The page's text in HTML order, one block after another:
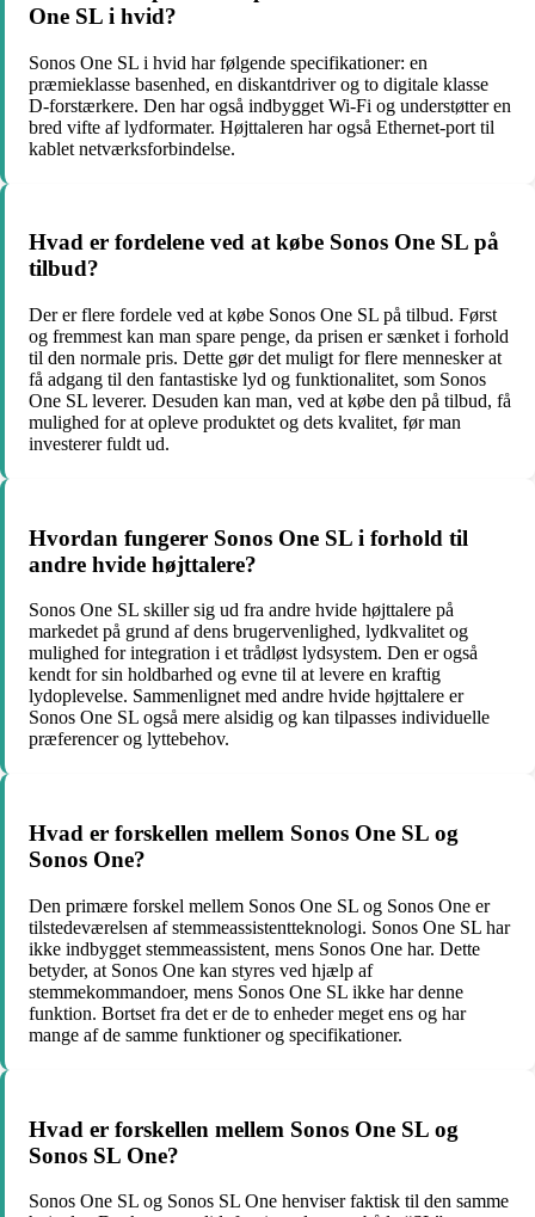
One SL i hvid?
Sonos One SL i hvid har følgende specifikationer: en
præmieklasse basenhed, en diskantdriver og to digitale klasse
D-forstærkere. Den har også indbygget Wi-Fi og understøtter en
bred vifte af lydformater. Højttaleren har også Ethernet-port til
kablet netværksforbindelse.
Hvad er fordelene ved at købe Sonos One SL på
tilbud?
Der er flere fordele ved at købe Sonos One SL på tilbud. Først
og fremmest kan man spare penge, da prisen er sænket i forhold
til den normale pris. Dette gør det muligt for flere mennesker at
få adgang til den fantastiske lyd og funktionalitet, som Sonos
One SL leverer. Desuden kan man, ved at købe den på tilbud, få
mulighed for at opleve produktet og dets kvalitet, før man
investerer fuldt ud.
Hvordan fungerer Sonos One SL i forhold til
andre hvide højttalere?
Sonos One SL skiller sig ud fra andre hvide højttalere på
markedet på grund af dens brugervenlighed, lydkvalitet og
mulighed for integration i et trådløst lydsystem. Den er også
kendt for sin holdbarhed og evne til at levere en kraftig
lydoplevelse. Sammenlignet med andre hvide højttalere er
Sonos One SL også mere alsidig og kan tilpasses individuelle
præferencer og lyttebehov.
Hvad er forskellen mellem Sonos One SL og
Sonos One?
Den primære forskel mellem Sonos One SL og Sonos One er
tilstedeværelsen af stemmeassistentteknologi. Sonos One SL har
ikke indbygget stemmeassistent, mens Sonos One har. Dette
betyder, at Sonos One kan styres ved hjælp af
stemmekommandoer, mens Sonos One SL ikke har denne
funktion. Bortset fra det er de to enheder meget ens og har
mange af de samme funktioner og specifikationer.
Hvad er forskellen mellem Sonos One SL og
Sonos SL One?
Sonos One SL og Sonos SL One henviser faktisk til den samme